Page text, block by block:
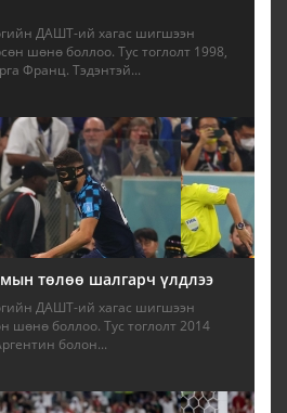
ДАШТ-ий хагас шигшээн
шөнө боллоо. Тус тоглолт 1998,
Франц. Тэдэнтэй...
төлөө шалгарч үлдлээ
ДАШТ-ий хагас шигшээн
шөнө боллоо. Тус тоглолт 2014
болон...